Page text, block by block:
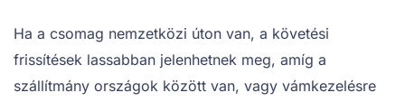
Ha a csomag nemzetközi úton van, a követési
frissítések lassabban jelenhetnek meg, amíg a
szállítmány országok között van, vagy vámkezelésre